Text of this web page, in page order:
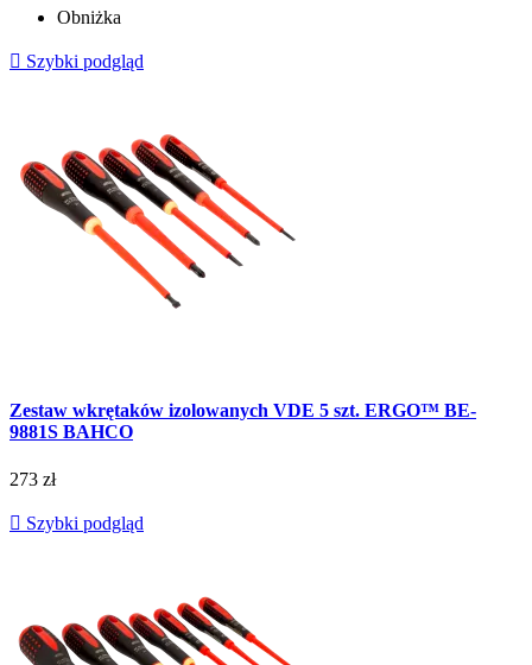
Obniżka
 Szybki podgląd
Zestaw wkrętaków izolowanych VDE 5 szt. ERGO™ BE-
9881S BAHCO
273 zł
 Szybki podgląd